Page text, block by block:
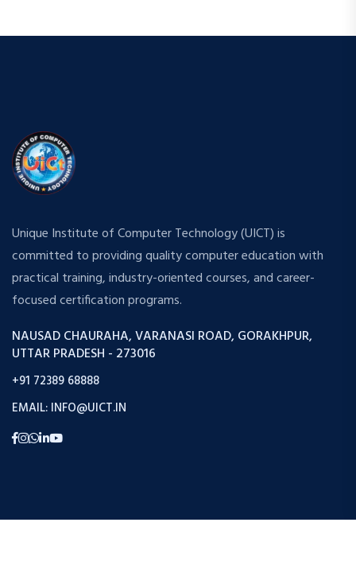
Unique Institute of Computer Technology (UICT) is
committed to providing quality computer education with
practical training, industry-oriented courses, and career-
focused certification programs.
NAUSAD CHAURAHA, VARANASI ROAD, GORAKHPUR,
UTTAR PRADESH - 273016
+91 72389 68888
EMAIL: INFO@UICT.IN